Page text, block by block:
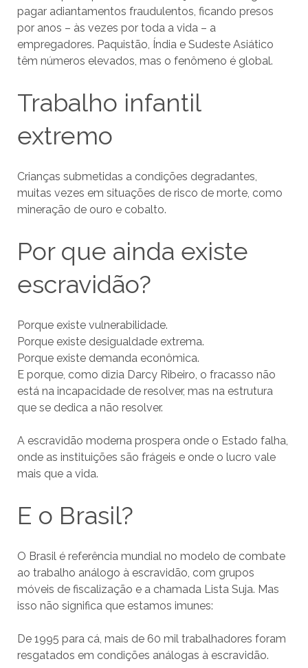
pagar adiantamentos fraudulentos, ficando presos
por anos – às vezes por toda a vida – a
empregadores. Paquistão, Índia e Sudeste Asiático
têm números elevados, mas o fenômeno é global.
Trabalho infantil
extremo
Crianças submetidas a condições degradantes,
muitas vezes em situações de risco de morte, como
mineração de ouro e cobalto.
Por que ainda existe
escravidão?
Porque existe vulnerabilidade.
Porque existe desigualdade extrema.
Porque existe demanda econômica.
E porque, como dizia Darcy Ribeiro, o fracasso não
está na incapacidade de resolver, mas na estrutura
que se dedica a não resolver.
A escravidão moderna prospera onde o Estado falha,
onde as instituições são frágeis e onde o lucro vale
mais que a vida.
E o Brasil?
O Brasil é referência mundial no modelo de combate
ao trabalho análogo à escravidão, com grupos
móveis de fiscalização e a chamada Lista Suja. Mas
isso não significa que estamos imunes:
De 1995 para cá, mais de 60 mil trabalhadores foram
resgatados em condições análogas à escravidão.